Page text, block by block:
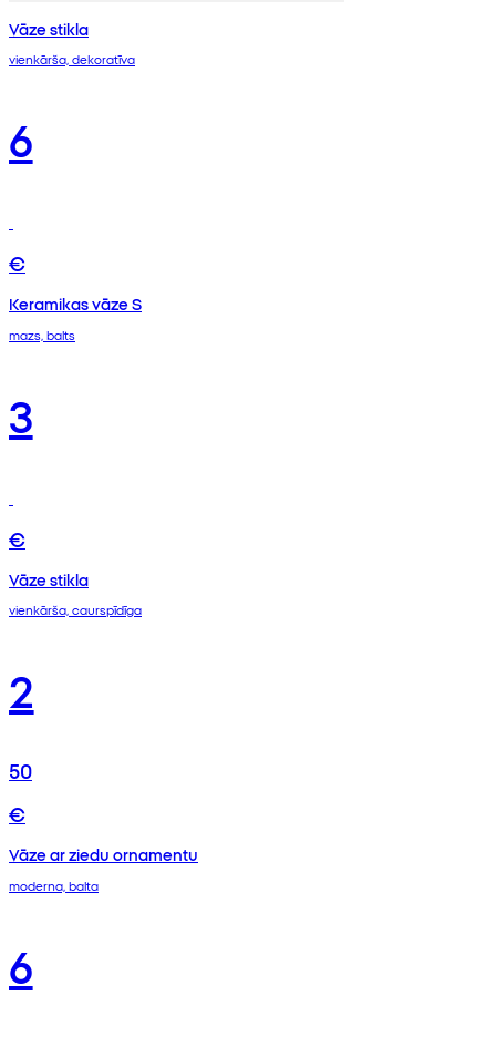
Vāze stikla
vienkārša, dekoratīva
6
€
Keramikas vāze S
mazs, balts
3
€
Vāze stikla
vienkārša, caurspīdīga
2
50
€
Vāze ar ziedu ornamentu
moderna, balta
6